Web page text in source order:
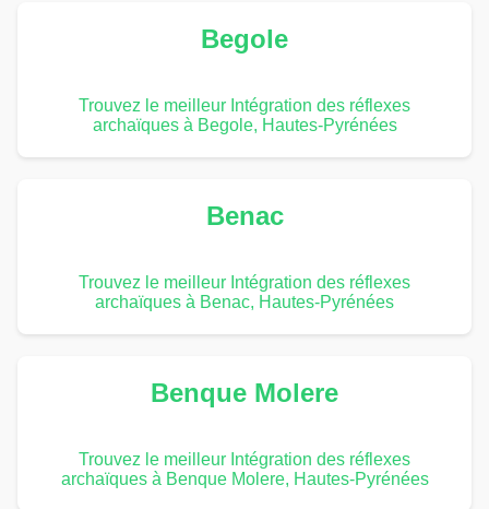
Begole
Trouvez le meilleur Intégration des réflexes
archaïques à Begole, Hautes-Pyrénées
Benac
Trouvez le meilleur Intégration des réflexes
archaïques à Benac, Hautes-Pyrénées
Benque Molere
Trouvez le meilleur Intégration des réflexes
archaïques à Benque Molere, Hautes-Pyrénées